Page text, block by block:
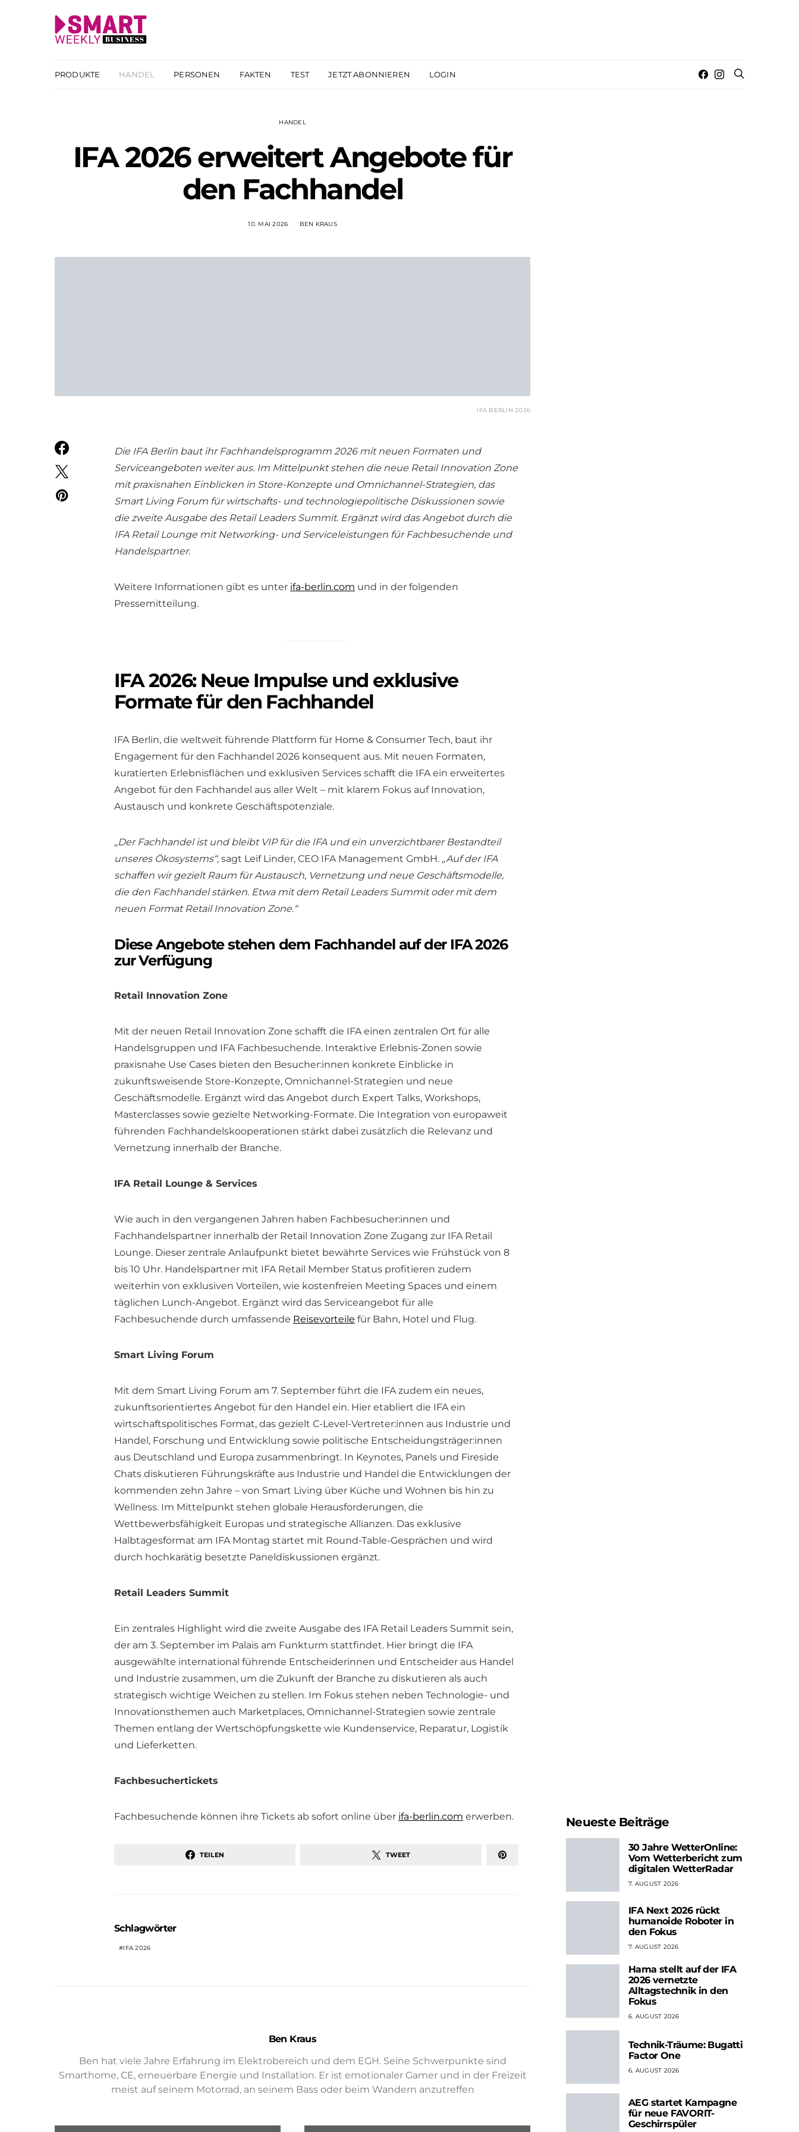
PRODUKTE HANDEL PERSONEN FAKTEN TEST JETZT ABONNIEREN LOGIN
HANDEL
IFA 2026 erweitert Angebote für
den Fachhandel
10. MAI 2026 BEN KRAUS
IFA BERLIN 2026
Die IFA Berlin baut ihr Fachhandelsprogramm 2026 mit neuen Formaten und
Serviceangeboten weiter aus. Im Mittelpunkt stehen die neue Retail Innovation Zone
mit praxisnahen Einblicken in Store-Konzepte und Omnichannel-Strategien, das
Smart Living Forum für wirtschafts- und technologiepolitische Diskussionen sowie
die zweite Ausgabe des Retail Leaders Summit. Ergänzt wird das Angebot durch die
IFA Retail Lounge mit Networking- und Serviceleistungen für Fachbesuchende und
Handelspartner.
Weitere Informationen gibt es unter ifa-berlin.com und in der folgenden
Pressemitteilung.
IFA 2026: Neue Impulse und exklusive
Formate für den Fachhandel
IFA Berlin, die weltweit führende Plattform für Home & Consumer Tech, baut ihr
Engagement für den Fachhandel 2026 konsequent aus. Mit neuen Formaten,
kuratierten Erlebnisflächen und exklusiven Services schafft die IFA ein erweitertes
Angebot für den Fachhandel aus aller Welt – mit klarem Fokus auf Innovation,
Austausch und konkrete Geschäftspotenziale.
„Der Fachhandel ist und bleibt VIP für die IFA und ein unverzichtbarer Bestandteil
unseres Ökosystems“, sagt Leif Linder, CEO IFA Management GmbH. „Auf der IFA
schaffen wir gezielt Raum für Austausch, Vernetzung und neue Geschäftsmodelle,
die den Fachhandel stärken. Etwa mit dem Retail Leaders Summit oder mit dem
neuen Format Retail Innovation Zone.“
Diese Angebote stehen dem Fachhandel auf der IFA 2026
zur Verfügung
Retail Innovation Zone
Mit der neuen Retail Innovation Zone schafft die IFA einen zentralen Ort für alle
Handelsgruppen und IFA Fachbesuchende. Interaktive Erlebnis-Zonen sowie
praxisnahe Use Cases bieten den Besucher:innen konkrete Einblicke in
zukunftsweisende Store-Konzepte, Omnichannel-Strategien und neue
Geschäftsmodelle. Ergänzt wird das Angebot durch Expert Talks, Workshops,
Masterclasses sowie gezielte Networking-Formate. Die Integration von europaweit
führenden Fachhandelskooperationen stärkt dabei zusätzlich die Relevanz und
Vernetzung innerhalb der Branche.
IFA Retail Lounge & Services
Wie auch in den vergangenen Jahren haben Fachbesucher:innen und
Fachhandelspartner innerhalb der Retail Innovation Zone Zugang zur IFA Retail
Lounge. Dieser zentrale Anlaufpunkt bietet bewährte Services wie Frühstück von 8
bis 10 Uhr. Handelspartner mit IFA Retail Member Status profitieren zudem
weiterhin von exklusiven Vorteilen, wie kostenfreien Meeting Spaces und einem
täglichen Lunch-Angebot. Ergänzt wird das Serviceangebot für alle
Fachbesuchende durch umfassende Reisevorteile für Bahn, Hotel und Flug.
Smart Living Forum
Mit dem Smart Living Forum am 7. September führt die IFA zudem ein neues,
zukunftsorientiertes Angebot für den Handel ein. Hier etabliert die IFA ein
wirtschaftspolitisches Format, das gezielt C-Level-Vertreter:innen aus Industrie und
Handel, Forschung und Entwicklung sowie politische Entscheidungsträger:innen
aus Deutschland und Europa zusammenbringt. In Keynotes, Panels und Fireside
Chats diskutieren Führungskräfte aus Industrie und Handel die Entwicklungen der
kommenden zehn Jahre – von Smart Living über Küche und Wohnen bis hin zu
Wellness. Im Mittelpunkt stehen globale Herausforderungen, die
Wettbewerbsfähigkeit Europas und strategische Allianzen. Das exklusive
Halbtagesformat am IFA Montag startet mit Round-Table-Gesprächen und wird
durch hochkarätig besetzte Paneldiskussionen ergänzt.
Retail Leaders Summit
Ein zentrales Highlight wird die zweite Ausgabe des IFA Retail Leaders Summit sein,
der am 3. September im Palais am Funkturm stattfindet. Hier bringt die IFA
ausgewählte international führende Entscheiderinnen und Entscheider aus Handel
und Industrie zusammen, um die Zukunft der Branche zu diskutieren als auch
strategisch wichtige Weichen zu stellen. Im Fokus stehen neben Technologie- und
Innovationsthemen auch Marketplaces, Omnichannel-Strategien sowie zentrale
Themen entlang der Wertschöpfungskette wie Kundenservice, Reparatur, Logistik
und Lieferketten.
Fachbesuchertickets
Fachbesuchende können ihre Tickets ab sofort online über ifa-berlin.com erwerben.
TEILEN TWEET
Schlagwörter
IFA 2026
Ben Kraus
Ben hat viele Jahre Erfahrung im Elektrobereich und dem EGH. Seine Schwerpunkte sind
Smarthome, CE, erneuerbare Energie und Installation. Er ist emotionaler Gamer und in der Freizeit
meist auf seinem Motorrad, an seinem Bass oder beim Wandern anzutreffen
Neueste Beiträge
30 Jahre WetterOnline:
Vom Wetterbericht zum
digitalen WetterRadar
7. AUGUST 2026
IFA Next 2026 rückt
humanoide Roboter in
den Fokus
7. AUGUST 2026
Hama stellt auf der IFA
2026 vernetzte
Alltagstechnik in den
Fokus
6. AUGUST 2026
Technik-Träume: Bugatti
Factor One
6. AUGUST 2026
AEG startet Kampagne
für neue FAVORIT-
Geschirrspüler